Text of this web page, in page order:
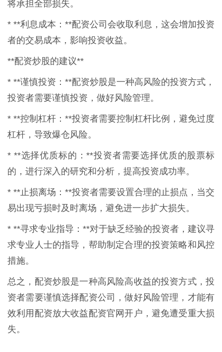
将承担全部损失。
* **利息成本：**配资公司会收取利息，这会增加投资
者的交易成本，影响投资收益。
**配资炒股的建议**
* **谨慎投资：**配资炒股是一种高风险的投资方式，
投资者需要谨慎投资，做好风险管理。
* **控制杠杆：**投资者需要控制杠杆比例，避免过度
杠杆，导致爆仓风险。
* **选择优质标的：**投资者需要选择优质的股票标
的，进行深入的研究和分析，提高投资成功率。
* **止损离场：**投资者需要设置合理的止损点，当交
易出现亏损时及时离场，避免进一步扩大损失。
* **寻求专业指导：**对于缺乏经验的投资者，建议寻
求专业人士的指导，帮助制定合理的投资策略和风控
措施。
总之，配资炒股是一种高风险高收益的投资方式，投
资者需要谨慎选择配资公司，做好风险管理，才能有
效利用配资放大收益配资官网开户，避免遭受重大损
失。